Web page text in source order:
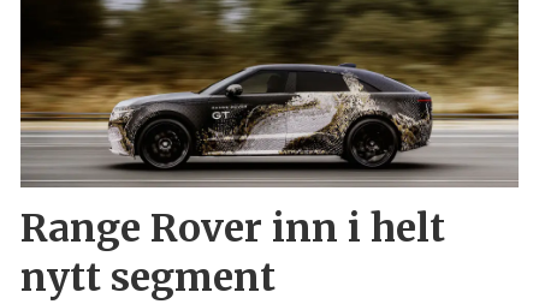
Range Rover inn i helt
nytt segment